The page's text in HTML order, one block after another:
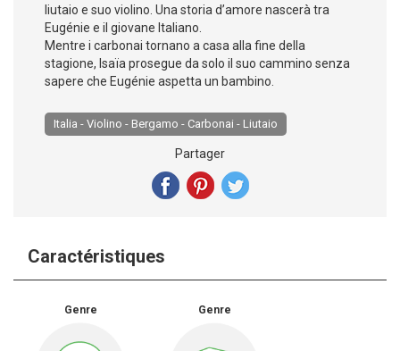
liutaio e suo violino. Una storia d’amore nascerà tra
Eugénie e il giovane Italiano.
Mentre i carbonai tornano a casa alla fine della
stagione, Isaïa prosegue da solo il suo cammino senza
sapere che Eugénie aspetta un bambino.
Italia - Violino - Bergamo - Carbonai - Liutaio
Partager
Caractéristiques
Genre Genre